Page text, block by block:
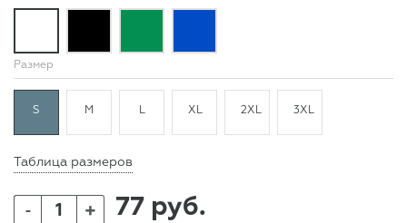
Размер
S M L XL 2XL 3XL
Таблица размеров
- + 77 руб.